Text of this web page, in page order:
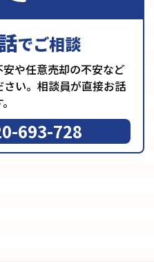
でご相談
や任意売却の不安など
い。相談員が直接お話
693-728